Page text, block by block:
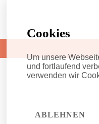
Cookies
Um unsere
und fortlaufend
verwenden wir
ABLEHNEN